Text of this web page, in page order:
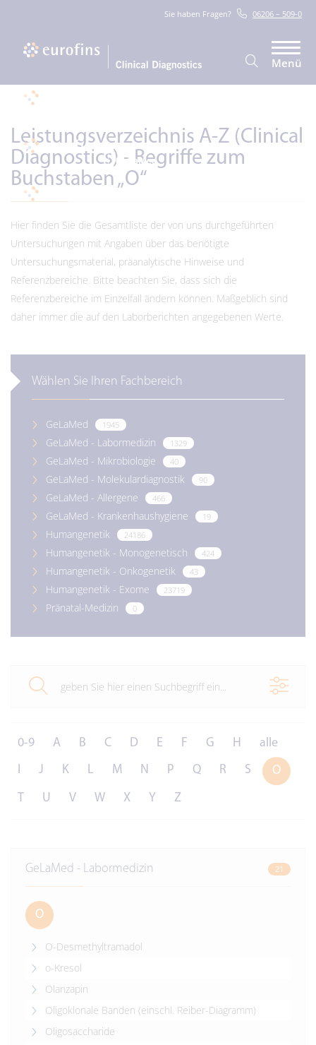
Sie haben Fragen? 06206 – 509-0
Menü
Leistungsverzeichnis A-Z (Clinical
Diagnostics) - Begriffe zum
Buchstaben„O“
Hier finden Sie die Gesamtliste der von uns durchgeführten
Untersuchungen mit Angaben über das benötigte
Untersuchungsmaterial, präanalytische Hinweise und
Referenzbereiche. Bitte beachten Sie, dass sich die
Referenzbereiche im Einzelfall ändern können. Maßgeblich sind
daher immer die auf den Laborberichten angegebenen Werte.
Wählen Sie Ihren Fachbereich
GeLaMed 1945
GeLaMed - Labormedizin 1329
GeLaMed - Mikrobiologie 40
GeLaMed - Molekulardiagnostik 90
GeLaMed - Allergene 466
GeLaMed - Krankenhaushygiene 19
Humangenetik 24186
Humangenetik - Monogenetisch 424
Humangenetik - Onkogenetik 43
Humangenetik - Exome 23719
Pränatal-Medizin 0
alle
0-9 A B C D E F G
H
I
J K L M N O
P Q R S
T U V W X Y Z
GeLaMed - Labormedizin 21
O
O-Desmethyltramadol
o-Kresol
Olanzapin
Oligoklonale Banden (einschl. Reiber-Diagramm)
Oligosaccharide